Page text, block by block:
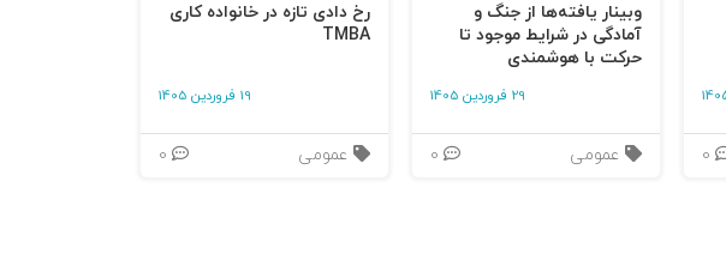
وبینار یافته‌ها از جنگ و
آمادگی در شرایط موجود تا
حرکت با هوشمندی
29 فروردین 1405
عمومی
رخ دادی تازه در خانواده کاری
TMBA
19 فروردین 1405
عمومی